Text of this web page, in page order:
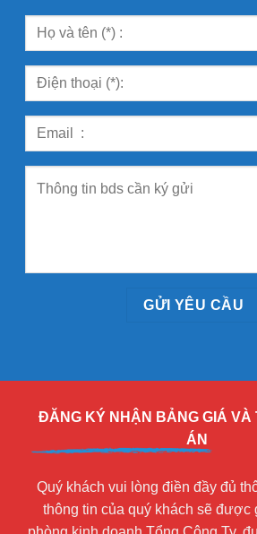
ĐĂNG KÝ NHẬN BẢNG GIÁ VÀ
ÁN
Quý khách vui lòng điền đầy đủ
thông tin của quý khách sẽ được